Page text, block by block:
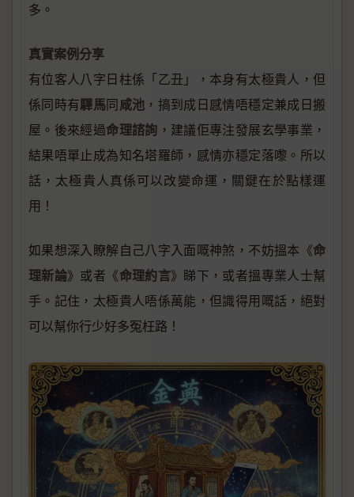
多。
真實案例分享
有位客人八字日柱係「乙丑」，本身有太極貴人，但
係同時有驛馬同咸池 ，搞到成日感情唔穩定兼成日搬
屋。後來經過命理諮詢 ，建議佢專注發展玄學事業，
結果唔單止成為知名塔羅師，感情亦穩定落嚟。所以
話，太極貴人真係可以改變命運，關鍵在於點樣運
用！
如果想深入瞭解自己八字入面嘅神煞，不妨搵本《命
理新論》或者《命理約言》睇下，或者搵專業人士幫
手。記住，太極貴人唔係萬能，但識得用嘅話，絕對
可以幫你行少好多冤枉路！